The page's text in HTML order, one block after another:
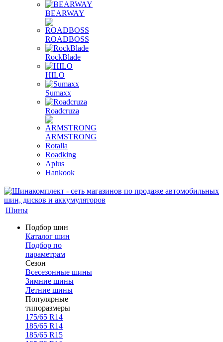
BEARWAY
ROADBOSS
RockBlade
HILO
Sumaxx
Roadcruza
ARMSTRONG
Rotalla
Roadking
Aplus
Hankook
Шины
Подбор шин
Каталог шин
Подбор по
параметрам
Сезон
Всесезонные шины
Зимние шины
Летние шины
Популярные
типоразмеры
175/65 R14
185/65 R14
185/65 R15